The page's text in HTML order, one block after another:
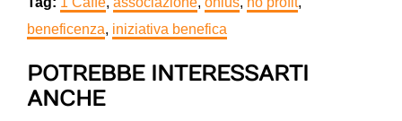
beneficenza, iniziativa benefica
POTREBBE INTERESSARTI
ANCHE